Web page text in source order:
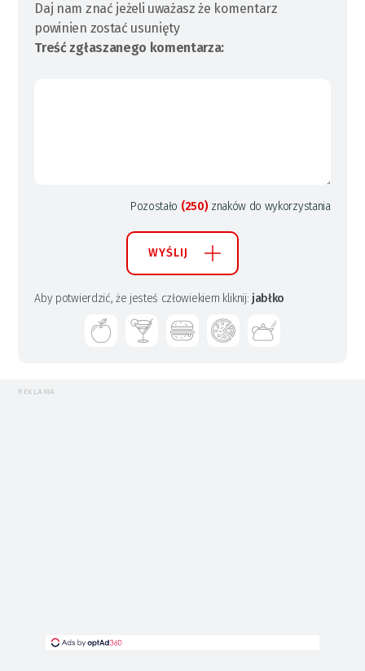
Daj nam znać jeżeli uważasz że komentarz
powinien zostać usunięty
Treść zgłaszanego komentarza:
Pozostało (250) znaków do wykorzystania
WYŚLIJ
Aby potwierdzić, że jesteś człowiekiem kliknij: jabłko
REKLAMA